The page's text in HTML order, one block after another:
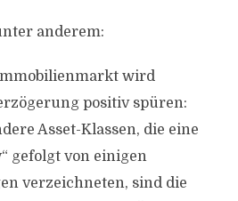
anderem:
wird
positiv spüren:
Asset-Klassen, die eine
gefolgt von einigen
verzeichneten, sind die